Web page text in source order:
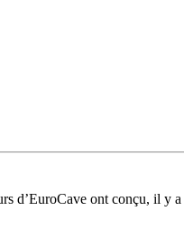
ont conçu, il y